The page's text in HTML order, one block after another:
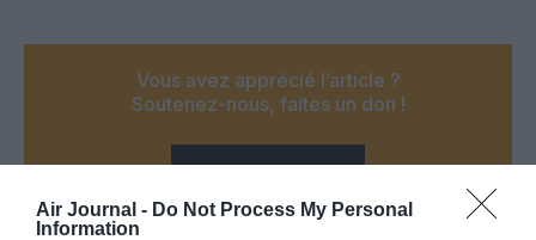
Air Journal - Do Not Process My Personal
Information
Vous avez apprécié l’article ?
Soutenez-nous, faites un don !